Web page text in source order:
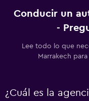
Conducir un
-
Lee todo lo que
Marrakech
¿Cuál es la